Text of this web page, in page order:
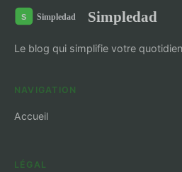
Simpledad
Le blog qui simplifie votre
NAVIGATION
Accueil
LÉGAL